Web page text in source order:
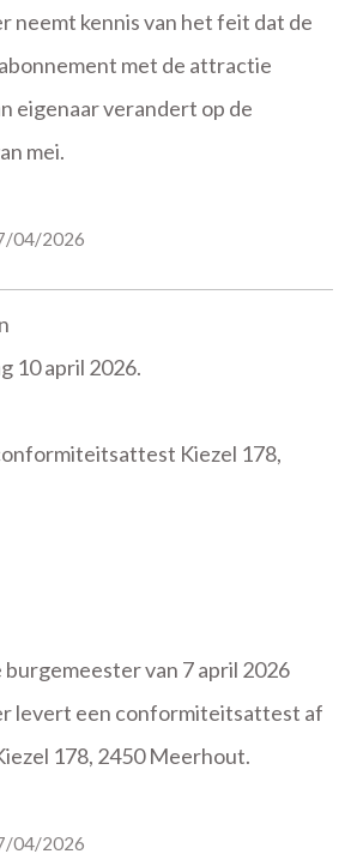
neemt kennis van het feit dat de
met de attractie
eigenaar verandert op de
mei.
04/2026
10 april 2026.
Kiezel 178,
burgemeester van 7 april 2026
levert een conformiteitsattest af
178, 2450 Meerhout.
04/2026